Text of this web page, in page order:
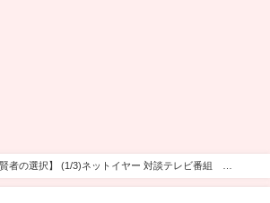
賢者の選択】 (1/3)ネットイヤー 対談テレビ番組
interview CEO TV business ビジネス